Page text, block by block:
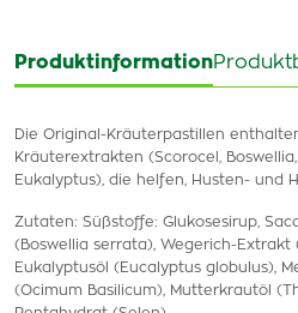
Produktinformation
Die Original-Kräuterpastillen
Kräuterextrakten (Scorocel,
Eukalyptus), die helfen, Husten- und
Zutaten: Süßstoffe: Glukosesirup,
(Boswellia serrata), Wegerich-Extrakt
Eukalyptusöl (Eucalyptus globulus),
(Ocimum Basilicum), Mutterkrautöl